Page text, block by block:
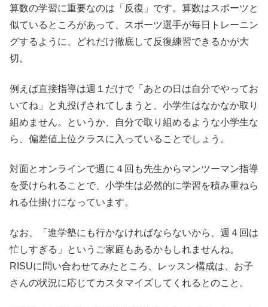
算数の学習に重要なのは「反復」です。算数はスポーツと
似ているところがあって、スポーツ選手が毎日トレーニン
グするように、どれだけ徹底して反復練習できるかが大
切。
例えば直接指導は週１だけで「あとの日は自分でやってお
いてね」と丸投げされてしまうと、小学生はなかなか取り
組めません。というか、自分で取り組めるような小学生な
ら、偏差値上位クラスに入っていることでしょう。
対面とオンラインで週に４回も先生からマンツーマン指導
を受けられることで、小学生は必然的に学習を積み重ねら
れる仕掛けになっています。
なお、「進学塾にも行かなければならないから、週４回は
忙しすぎる」というご家庭もあるかもしれませんね。
RISUに問い合わせてみたところ、レッスン構成は、お子
さんの状況に応じてカスタマイズしてくれるとのこと。